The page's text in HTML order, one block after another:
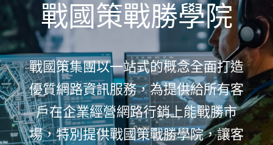
戰國策戰勝學院
戰國策集團以一站式的概念全面打造
優質網路資訊服務，為提供給所有客
戶在企業經營網路行銷上能戰勝市
場，特別提供戰國策戰勝學院，讓客